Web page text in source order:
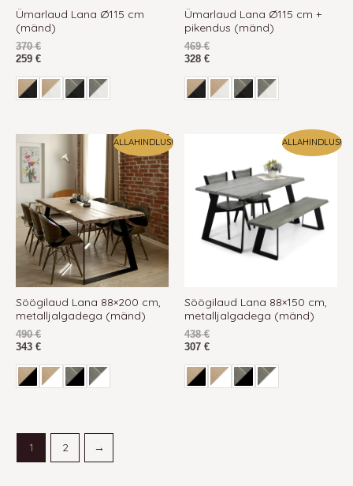
Ümarlaud Lana Ø115 cm
(mänd)
370€
259 €
Ümarlaud Lana Ø115 cm +
pikendus (mänd)
469€
328 €
ALLAHINDLUS!
Söögilaud Lana 88×200 cm,
metalljalgadega (mänd)
490€
343 €
ALLAHINDLUS!
Söögilaud Lana 88×150 cm,
metalljalgadega (mänd)
438€
307 €
1 2 →